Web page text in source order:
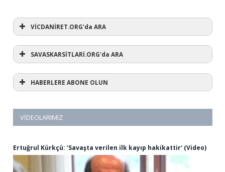
VİCDANİRET.ORG'da ARA
SAVASKARSİTLARİ.ORG'da ARA
HABERLERE ABONE OLUN
VIDEOLARIMIZ
Ertuğrul Kürkçü: ‘Savaşta verilen ilk kayıp hakikattir’ (Video)